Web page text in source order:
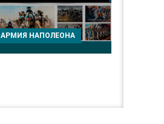
АРМИЯ НАПОЛЕОНА